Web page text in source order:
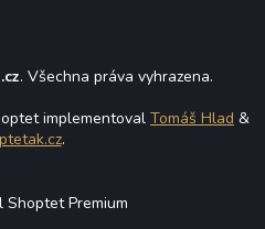
. Všechna práva vyhrazena.
implementoval Tomáš Hlad &
.
Shoptet Premium